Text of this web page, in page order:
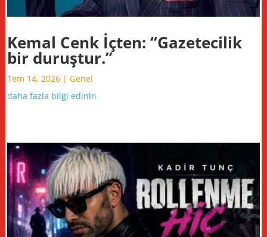
Kemal Cenk İçten: “Gazetecilik
bir duruştur.”
Tem 14, 2026 | Genel
daha fazla bilgi edinin